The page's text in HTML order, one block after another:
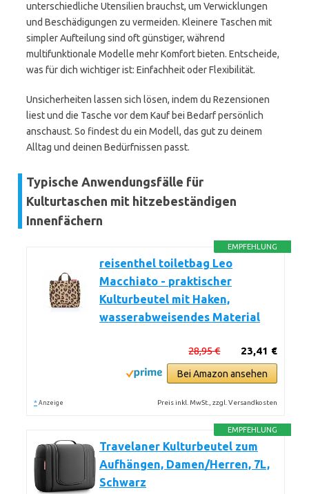
unterschiedliche Utensilien brauchst, um Verwicklungen
und Beschädigungen zu vermeiden. Kleinere Taschen mit
simpler Aufteilung sind oft günstiger, während
multifunktionale Modelle mehr Komfort bieten. Entscheide,
was für dich wichtiger ist: Einfachheit oder Flexibilität.
Unsicherheiten lassen sich lösen, indem du Rezensionen
liest und die Tasche vor dem Kauf bei Bedarf persönlich
anschaust. So findest du ein Modell, das gut zu deinem
Alltag und deinen Bedürfnissen passt.
Typische Anwendungsfälle für
Kulturtaschen mit hitzebeständigen
Innenfächern
EMPFEHLUNG
reisenthel toiletbag Leo
Macchiato - praktischer
Kulturbeutel mit Haken,
wasserabweisendes Material
23,41 €
28,95 €
Bei Amazon ansehen
* Anzeige Preis inkl. MwSt., zzgl. Versandkosten
EMPFEHLUNG
Travelaner Kulturbeutel zum
Aufhängen, Damen/Herren, 7L,
Schwarz